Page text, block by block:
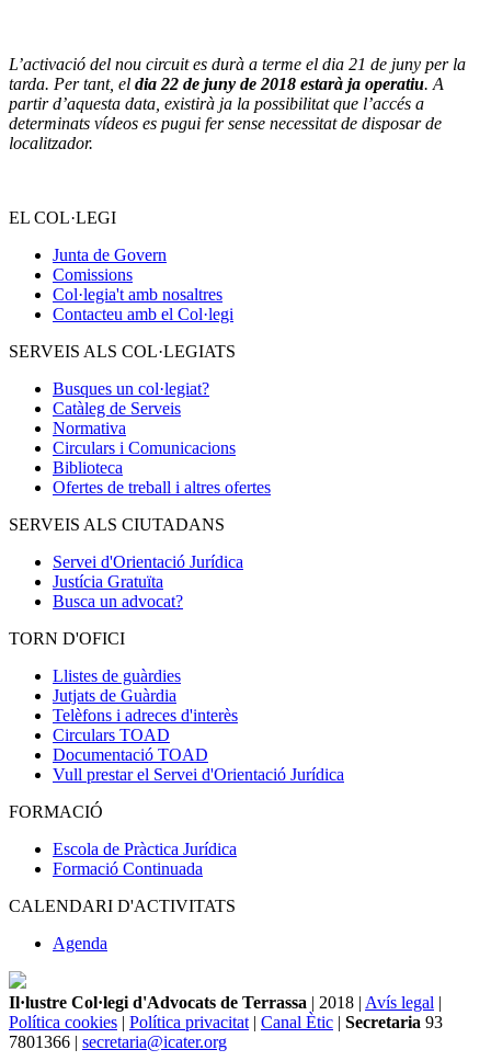
L’activació del nou circuit es durà a terme el dia 21 de juny per la
tarda. Per tant, el dia 22 de juny de 2018 estarà ja operatiu. A
partir d’aquesta data, existirà ja la possibilitat que l’accés a
determinats vídeos es pugui fer sense necessitat de disposar de
localitzador.
EL COL·LEGI
Junta de Govern
Comissions
Col·legia't amb nosaltres
Contacteu amb el Col·legi
SERVEIS ALS COL·LEGIATS
Busques un col·legiat?
Catàleg de Serveis
Normativa
Circulars i Comunicacions
Biblioteca
Ofertes de treball i altres ofertes
SERVEIS ALS CIUTADANS
Servei d'Orientació Jurídica
Justícia Gratuïta
Busca un advocat?
TORN D'OFICI
Llistes de guàrdies
Jutjats de Guàrdia
Telèfons i adreces d'interès
Circulars TOAD
Documentació TOAD
Vull prestar el Servei d'Orientació Jurídica
FORMACIÓ
Escola de Pràctica Jurídica
Formació Continuada
CALENDARI D'ACTIVITATS
Agenda
Il·lustre Col·legi d'Advocats de Terrassa | 2018 | Avís legal |
Política cookies | Política privacitat | Canal Ètic | Secretaria 93
7801366 | secretaria@icater.org